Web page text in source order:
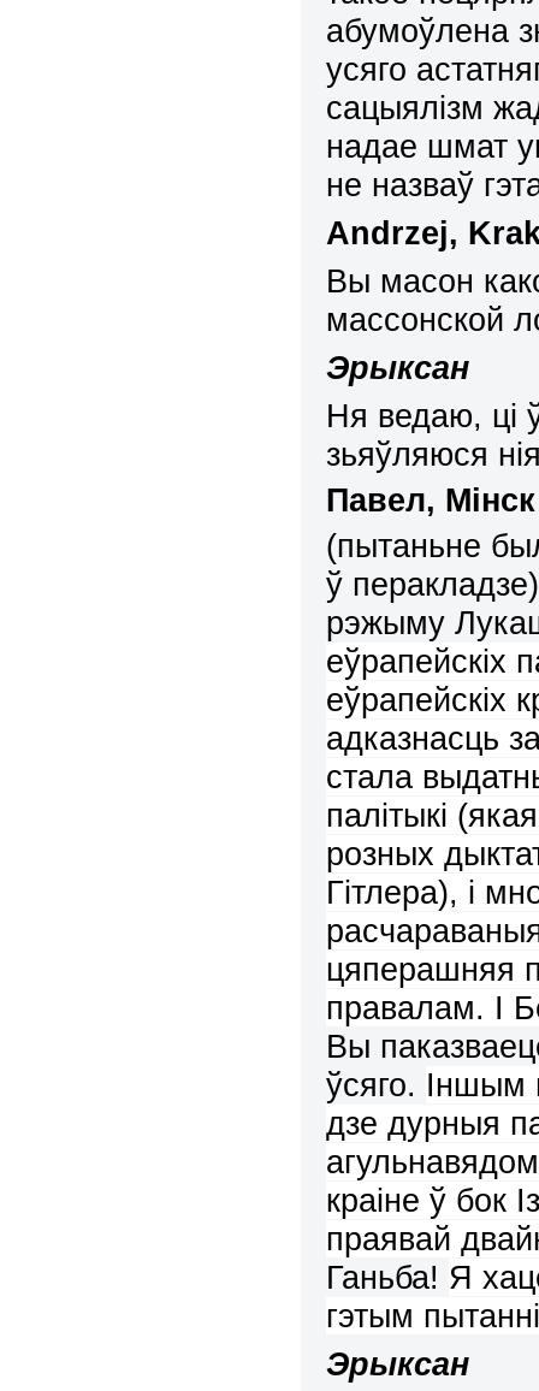
абумоўлена
усяго
сацыялізм
надае шмат
не назваў
Andrzej,
Вы масон
массонской
Эрыксан
Ня ведаю, ці
зьяўляюся
Павел, Мінск
(пытаньне
ў
рэжыму
еўрапейскіх
еўрапейскіх
адказнасць
стала
палітыкі
розных
Гітлера), і
цяперашняя
правалам. І
Вы
ўсяго. Іншым
дзе дурныя
краіне ў бок
праявай
Ганьба! Я
гэтым
Эрыксан